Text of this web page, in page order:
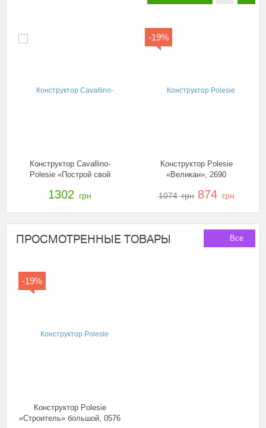
Конструктор Cavallino-
Polesie «Построй свой
1302 грн
-19%
Конструктор Polesie
«Великан», 2690
1074 грн 874 грн
ПРОСМОТРЕННЫЕ ТОВАРЫ Все
-19%
Конструктор Polesie
«Строитель» большой, 0576